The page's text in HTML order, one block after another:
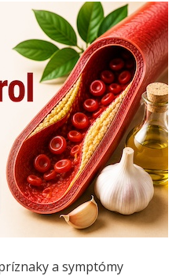
a symptómy